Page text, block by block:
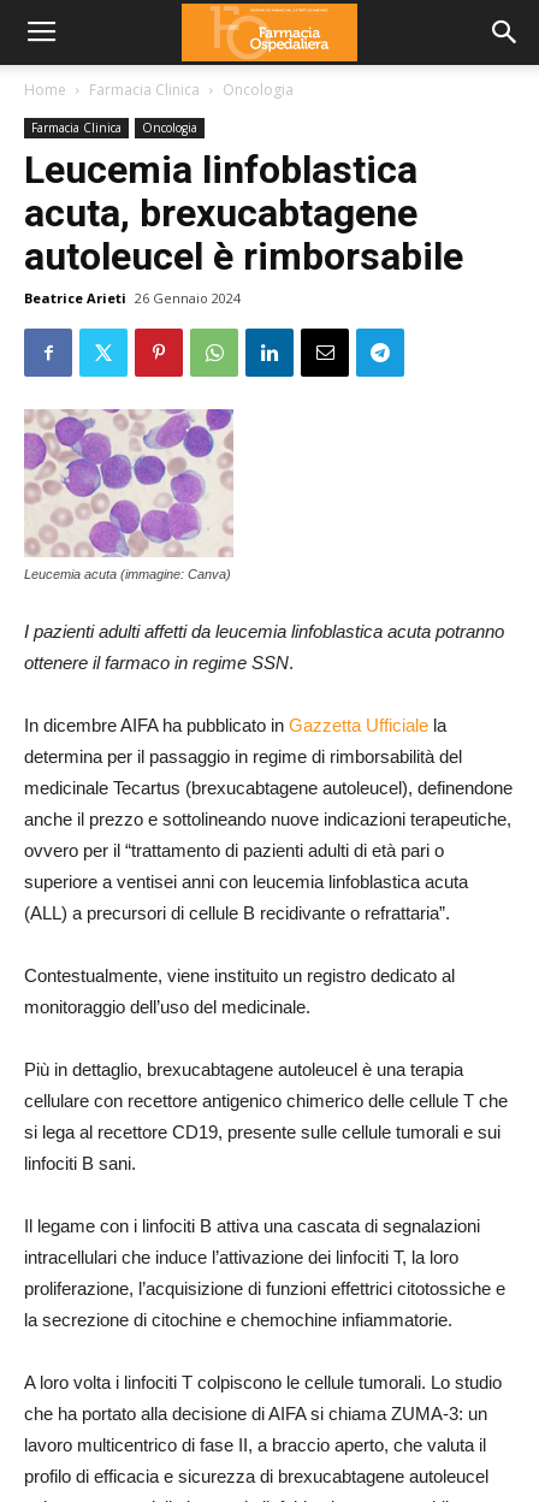
Home Farmacia Clinica Oncologia
Farmacia Clinica Oncologia
Leucemia linfoblastica
acuta, brexucabtagene
autoleucel è rimborsabile
Beatrice Arieti 26 Gennaio 2024
Leucemia acuta (immagine: Canva)
I pazienti adulti affetti da leucemia linfoblastica acuta potranno
ottenere il farmaco in regime SSN.
In dicembre AIFA ha pubblicato in Gazzetta Ufficiale la
determina per il passaggio in regime di rimborsabilità del
medicinale Tecartus (brexucabtagene autoleucel), definendone
anche il prezzo e sottolineando nuove indicazioni terapeutiche,
ovvero per il “trattamento di pazienti adulti di età pari o
superiore a ventisei anni con leucemia linfoblastica acuta
(ALL) a precursori di cellule B recidivante o refrattaria”.
Contestualmente, viene instituito un registro dedicato al
monitoraggio dell’uso del medicinale.
Più in dettaglio, brexucabtagene autoleucel è una terapia
cellulare con recettore antigenico chimerico delle cellule T che
si lega al recettore CD19, presente sulle cellule tumorali e sui
linfociti B sani.
Il legame con i linfociti B attiva una cascata di segnalazioni
intracellulari che induce l’attivazione dei linfociti T, la loro
proliferazione, l’acquisizione di funzioni effettrici citotossiche e
la secrezione di citochine e chemochine infiammatorie.
A loro volta i linfociti T colpiscono le cellule tumorali. Lo studio
che ha portato alla decisione di AIFA si chiama ZUMA-3: un
lavoro multicentrico di fase II, a braccio aperto, che valuta il
profilo di efficacia e sicurezza di brexucabtagene autoleucel